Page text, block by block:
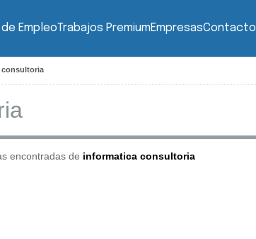
EmpleoTrabajos PremiumEmpresasContacto
consultoria
encontradas de informatica consultoria